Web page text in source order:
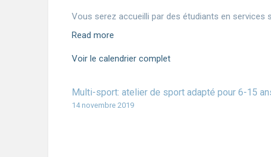
Vous serez accueilli par des étudiants en services
Read more
Voir le calendrier complet
Multi-sport: atelier de sport adapté pour 6-15
14 novembre 2019